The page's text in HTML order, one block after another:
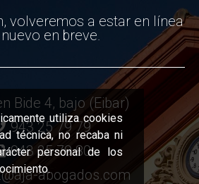
volveremos a estar en línea
en breve.
Bide 4, bajo (Eibar)
943 25 79 79
943 25 79 80
abogados.com
utiliza cookies
técnica, no recaba ni
personal de los